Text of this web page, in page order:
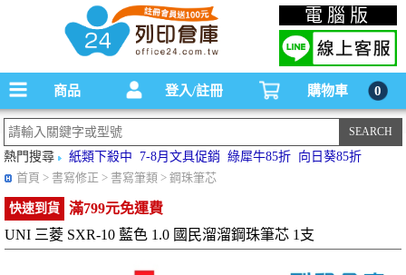
碳粉匣，墨水匣,原廠碳粉匣，副廠碳粉匣，環保碳粉匣,連續供墨印表機-office24列印
倉庫線上購物手機版
電腦版
商品 登入/註冊 購物車 0
熱門搜尋 紙類下殺中 7-8月文具促銷 綠犀牛85折 向日葵85折
首頁 > 書寫修正 > 書寫筆類 > 鋼珠筆芯
快速到貨
滿799元免運費
UNI 三菱 SXR-10 藍色 1.0 國民溜溜鋼珠筆芯 1支